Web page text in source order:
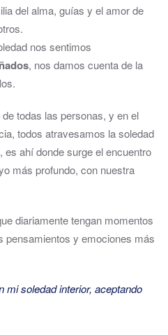
del alma, guías y el amor de
nos sentimos
, nos damos cuenta de la
todas las personas, y en el
todos atravesamos la soledad
ahí donde surge el encuentro
más profundo, con nuestra
diariamente tengan momentos
pensamientos y emociones más
mi soledad interior, aceptando